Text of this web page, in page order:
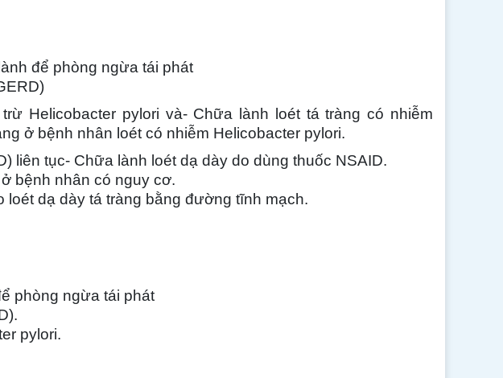
để phòng ngừa tái phát
Helicobacter pylori và- Chữa lành loét tá tràng có nhiễm
ở bệnh nhân loét có nhiễm Helicobacter pylori.
liên tục- Chữa lành loét dạ dày do dùng thuốc NSAID.
bệnh nhân có nguy cơ.
dạ dày tá tràng bằng đường tĩnh mạch.
phòng ngừa tái phát
pylori.